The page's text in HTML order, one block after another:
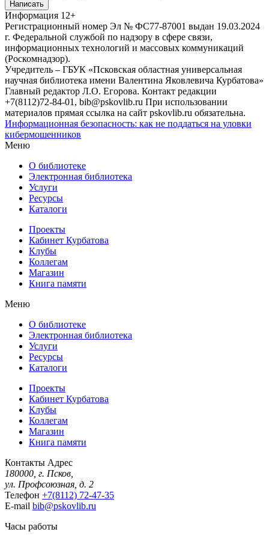
Написать
Информация 12+
Регистрационный номер Эл № ФС77-87001 выдан 19.03.2024
г. Федеральной службой по надзору в сфере связи,
информационных технологий и массовых коммуникаций
(Роскомнадзор).
Учредитель – ГБУК «Псковская областная универсальная
научная библиотека имени Валентина Яковлевича Курбатова»
Главный редактор Л.О. Егорова. Контакт редакции
+7(8112)72-84-01, bib@pskovlib.ru При использовании
материалов прямая ссылка на сайт pskovlib.ru обязательна.
Информационная безопасность: как не поддаться на уловки
кибермошенников
Меню
О библиотеке
Электронная библиотека
Услуги
Ресурсы
Каталоги
Проекты
Кабинет Курбатова
Клубы
Коллегам
Магазин
Книга памяти
Меню
О библиотеке
Электронная библиотека
Услуги
Ресурсы
Каталоги
Проекты
Кабинет Курбатова
Клубы
Коллегам
Магазин
Книга памяти
Контакты Адрес
180000, г. Псков,
ул. Профсоюзная, д. 2
Телефон +7(8112) 72-47-35
E-mail bib@pskovlib.ru
Часы работы